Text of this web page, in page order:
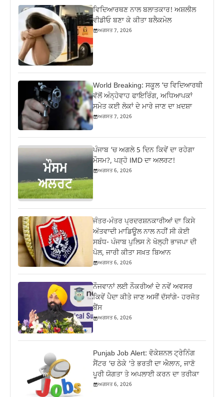
ਵਿਦਿਆਰਥਣ ਨਾਲ ਬਲਾਤਕਾਰ! ਅਸ਼ਲੀਲ
ਵੀਡੀਓ ਬਣਾ ਕੇ ਕੀਤਾ ਬਲੈਕਮੇਲ
ਅਗਸਤ 7, 2026
World Breaking: ਸਕੂਲ ‘ਚ ਵਿਦਿਆਰਥੀ
ਵੱਲੋਂ ਅੰਨ੍ਹੇਵਾਹ ਫਾਇਰਿੰਗ, ਅਧਿਆਪਕਾਂ
ਸਮੇਤ ਕਈ ਲੋਕਾਂ ਦੇ ਮਾਰੇ ਜਾਣ ਦਾ ਖ਼ਦਸ਼ਾ
ਅਗਸਤ 7, 2026
ਪੰਜਾਬ ‘ਚ ਅਗਲੇ 5 ਦਿਨ ਕਿਵੇਂ ਦਾ ਰਹੇਗਾ
ਮੌਸਮ?, ਪੜ੍ਹੋ IMD ਦਾ ਅਲਰਟ!
ਅਗਸਤ 6, 2026
ਜੰਤਰ-ਮੰਤਰ ਪ੍ਰਦਰਸ਼ਨਕਾਰੀਆਂ ਦਾ ਕਿਸੇ
ਅੱਤਵਾਦੀ ਮਾਡਿਊਲ ਨਾਲ ਨਹੀਂ ਸੀ ਕੋਈ
ਸਬੰਧ- ਪੰਜਾਬ ਪੁਲਿਸ ਨੇ ਖੋਲ੍ਹੀ ਭਾਜਪਾ ਦੀ
ਪੋਲ, ਜਾਰੀ ਕੀਤਾ ਸਖ਼ਤ ਬਿਆਨ
ਅਗਸਤ 6, 2026
ਨੌਜਵਾਨਾਂ ਲਈ ਨੌਕਰੀਆਂ ਦੇ ਨਵੇਂ ਅਵਸਰ
ਕਿਵੇਂ ਪੈਦਾ ਕੀਤੇ ਜਾਣ ਅਸੀਂ ਦੱਸਾਂਗੇ- ਹਰਜੋਤ
ਬੈਂਸ
ਅਗਸਤ 6, 2026
Punjab Job Alert: ਵੋਕੇਸ਼ਨਲ ਟ੍ਰੇਨਿੰਗ
ਸੈਂਟਰ ‘ਚ ਠੇਕੇ ‘ਤੇ ਭਰਤੀ ਦਾ ਐਲਾਨ, ਜਾਣੋ
ਪੂਰੀ ਯੋਗਤਾ ਤੇ ਅਪਲਾਈ ਕਰਨ ਦਾ ਤਰੀਕਾ
ਅਗਸਤ 6, 2026